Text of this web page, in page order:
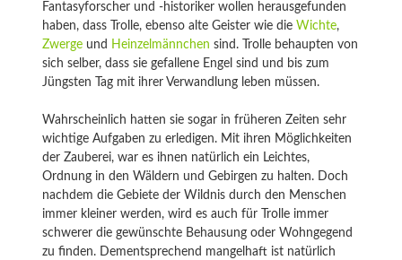
Fantasyforscher und -historiker wollen herausgefunden
haben, dass Trolle, ebenso alte Geister wie die Wichte,
Zwerge und Heinzelmännchen sind. Trolle behaupten von
sich selber, dass sie gefallene Engel sind und bis zum
Jüngsten Tag mit ihrer Verwandlung leben müssen.
Wahrscheinlich hatten sie sogar in früheren Zeiten sehr
wichtige Aufgaben zu erledigen. Mit ihren Möglichkeiten
der Zauberei, war es ihnen natürlich ein Leichtes,
Ordnung in den Wäldern und Gebirgen zu halten. Doch
nachdem die Gebiete der Wildnis durch den Menschen
immer kleiner werden, wird es auch für Trolle immer
schwerer die gewünschte Behausung oder Wohngegend
zu finden. Dementsprechend mangelhaft ist natürlich